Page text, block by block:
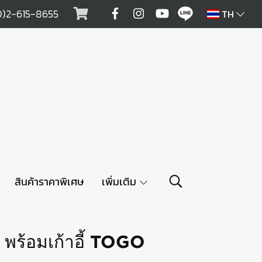
615-8655 TH
สินค้าราคาพิเศษ เพิ่มเติม
ร้อมเก้าอี้ TOGO